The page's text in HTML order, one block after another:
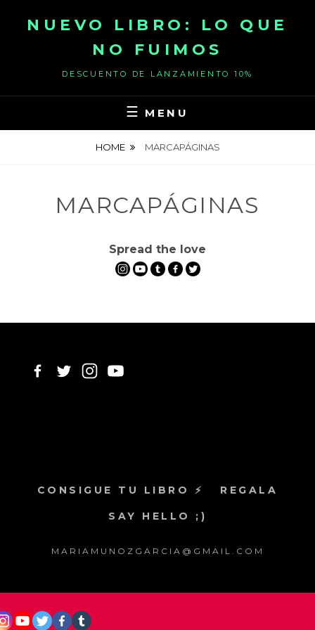
NUEVO LIBRO: LO QUE
NO FUIMOS
DESCUENTO DE LANZAMIENTO 10%
MENU
HOME MARCAPÁGINAS
MARCAPÁGINAS
Spread the love
CONSIGUE TU LIBRO ⚡ REGALA
SAY HELLO ;)
MARIAMUNOZGARCIA@GMAIL.COM